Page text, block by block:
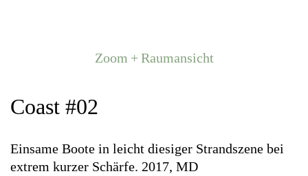
Zoom + Raumansicht
Coast #02
Einsame Boote in leicht diesiger Strandszene bei
extrem kurzer Schärfe. 2017, MD